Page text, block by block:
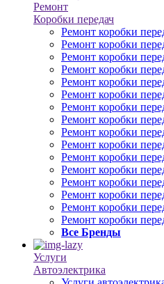
Ремонт
Коробки передач
Ремонт коробки
Ремонт коробки
Ремонт коробки
Ремонт коробки
Ремонт коробки
Ремонт коробки
Ремонт коробки
Ремонт коробки
Ремонт коробки
Ремонт коробки
Ремонт коробки
Ремонт коробки
Ремонт коробки
Ремонт коробки
Ремонт коробки
Ремонт коробки
Все Бренды
Услуги
Автоэлектрика